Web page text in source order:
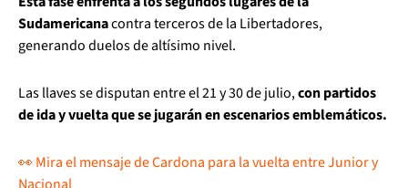
Sudamericanacontra terceros de la Libertadores,
generando duelos de altísimo nivel.
Las llaves se disputan entre el 21 y 30 de julio,con partidos
de ida y vuelta que se jugarán en escenarios emblemáticos.
👀 Mira el mensaje de Cardona para la vuelta entre Junior y